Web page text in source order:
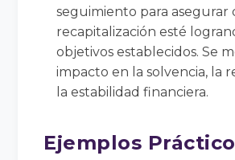
seguimiento para asegurar
recapitalización esté
objetivos establecidos. Se
impacto en la solvencia, la
la estabilidad financiera.
Ejemplos